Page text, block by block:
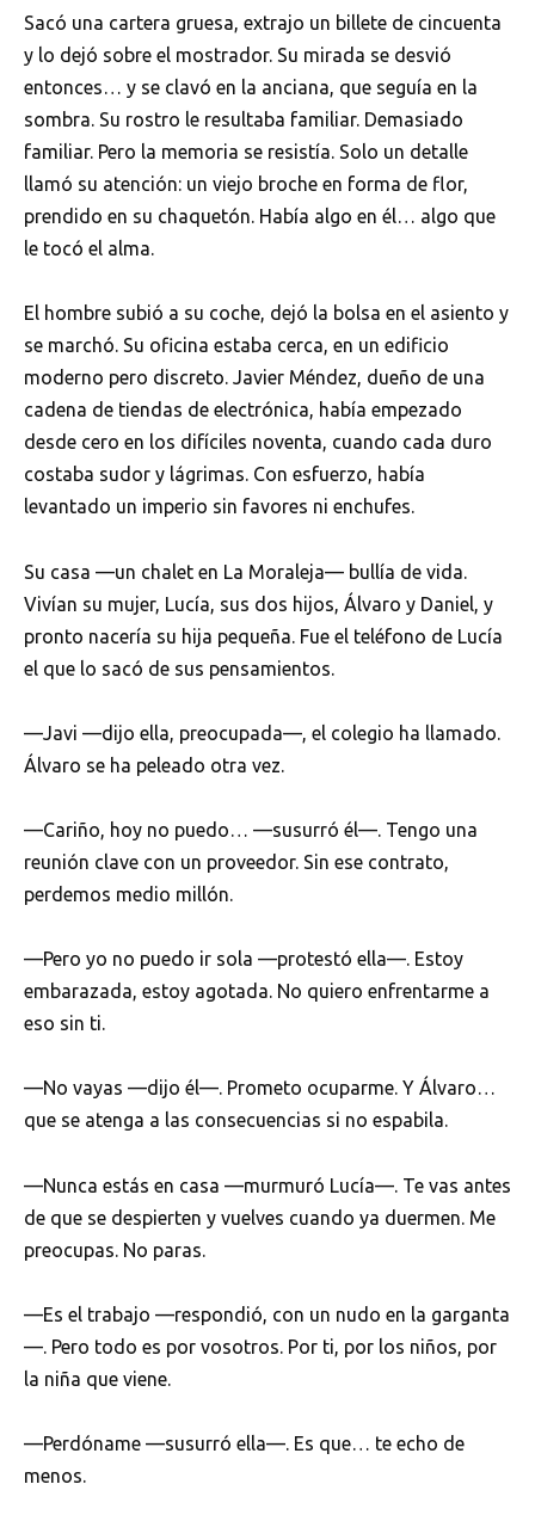
Sacó una cartera gruesa, extrajo un billete de cincuenta
y lo dejó sobre el mostrador. Su mirada se desvió
entonces… y se clavó en la anciana, que seguía en la
sombra. Su rostro le resultaba familiar. Demasiado
familiar. Pero la memoria se resistía. Solo un detalle
llamó su atención: un viejo broche en forma de flor,
prendido en su chaquetón. Había algo en él… algo que
le tocó el alma.
El hombre subió a su coche, dejó la bolsa en el asiento y
se marchó. Su oficina estaba cerca, en un edificio
moderno pero discreto. Javier Méndez, dueño de una
cadena de tiendas de electrónica, había empezado
desde cero en los difíciles noventa, cuando cada duro
costaba sudor y lágrimas. Con esfuerzo, había
levantado un imperio sin favores ni enchufes.
Su casa —un chalet en La Moraleja— bullía de vida.
Vivían su mujer, Lucía, sus dos hijos, Álvaro y Daniel, y
pronto nacería su hija pequeña. Fue el teléfono de Lucía
el que lo sacó de sus pensamientos.
—Javi —dijo ella, preocupada—, el colegio ha llamado.
Álvaro se ha peleado otra vez.
—Cariño, hoy no puedo… —susurró él—. Tengo una
reunión clave con un proveedor. Sin ese contrato,
perdemos medio millón.
—Pero yo no puedo ir sola —protestó ella—. Estoy
embarazada, estoy agotada. No quiero enfrentarme a
eso sin ti.
—No vayas —dijo él—. Prometo ocuparme. Y Álvaro…
que se atenga a las consecuencias si no espabila.
—Nunca estás en casa —murmuró Lucía—. Te vas antes
de que se despierten y vuelves cuando ya duermen. Me
preocupas. No paras.
—Es el trabajo —respondió, con un nudo en la garganta
—. Pero todo es por vosotros. Por ti, por los niños, por
la niña que viene.
—Perdóname —susurró ella—. Es que… te echo de
menos.